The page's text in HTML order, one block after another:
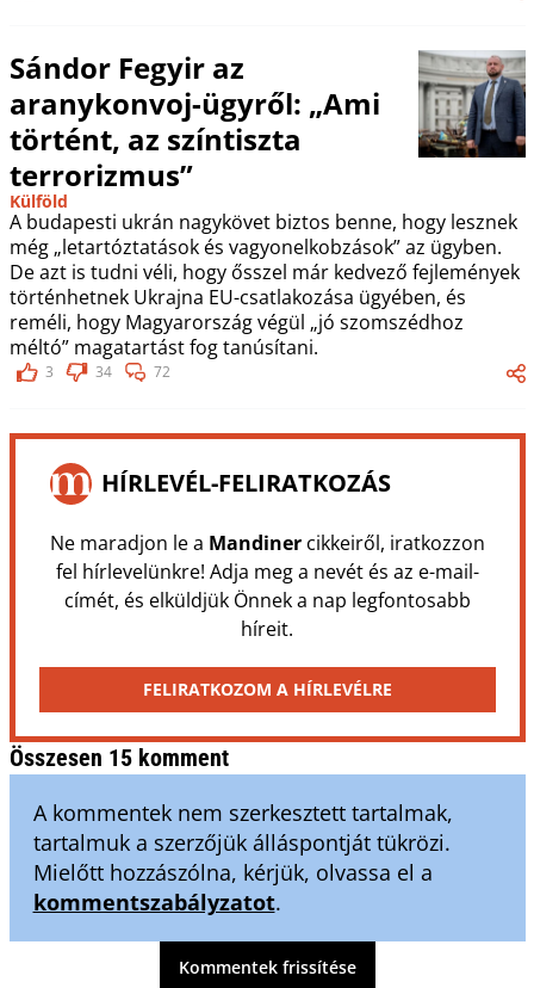
Sándor Fegyir az
aranykonvoj-ügyről: „Ami
történt, az színtiszta
terrorizmus”
Külföld
A budapesti ukrán nagykövet biztos benne, hogy lesznek
még „letartóztatások és vagyonelkobzások” az ügyben.
De azt is tudni véli, hogy ősszel már kedvező fejlemények
történhetnek Ukrajna EU-csatlakozása ügyében, és
reméli, hogy Magyarország végül „jó szomszédhoz
méltó” magatartást fog tanúsítani.
3 34 72
HÍRLEVÉL-FELIRATKOZÁS
Ne maradjon le a Mandinercikkeiről, iratkozzon
fel hírlevelünkre! Adja meg a nevét és az e-mail-
címét, és elküldjük Önnek a nap legfontosabb
híreit.
FELIRATKOZOM A HÍRLEVÉLRE
Összesen 15 komment
A kommentek nem szerkesztett tartalmak,
tartalmuk a szerzőjük álláspontját tükrözi.
Mielőtt hozzászólna, kérjük, olvassa el a
kommentszabályzatot.
Kommentek frissítése